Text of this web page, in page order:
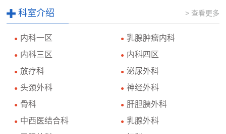
科室介绍 > 查看更多
● 内科一区 ● 乳腺肿瘤内科
● 内科三区 ● 内科四区
● 放疗科 ● 泌尿外科
● 头颈外科 ● 神经外科
● 骨科 ● 肝胆胰外科
● 中西医结合科 ● 乳腺外科